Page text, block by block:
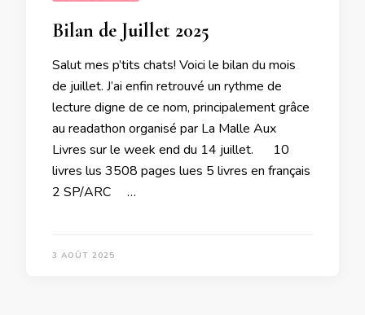
Bilan de Juillet 2025
Salut mes p’tits chats! Voici le bilan du mois
de juillet. J’ai enfin retrouvé un rythme de
lecture digne de ce nom, principalement grâce
au readathon organisé par La Malle Aux
Livres sur le week end du 14 juillet. 10
livres lus 3508 pages lues 5 livres en français
2 SP/ARC …
3 AOÛT 2025